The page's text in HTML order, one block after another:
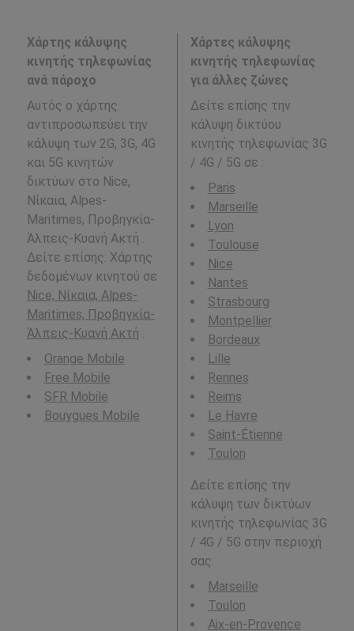
Χάρτης κάλυψης
κινητής τηλεφωνίας
ανά πάροχο
Αυτός ο χάρτης
αντιπροσωπεύει την
κάλυψη των 2G, 3G, 4G
και 5G κινητών
δικτύων στο Nice,
Νίκαια, Alpes-
Maritimes, Προβηγκία-
Άλπεις-Κυανή Ακτή .
Δείτε επίσης: Χάρτης
δεδομένων κινητού σε
Nice, Νίκαια, Alpes-
Maritimes, Προβηγκία-
Άλπεις-Κυανή Ακτή
Orange Mobile
Free Mobile
SFR Mobile
Bouygues Mobile
Χάρτες κάλυψης
κινητής τηλεφωνίας
για άλλες ζώνες
Δείτε επίσης την
κάλυψη δικτύου
κινητής τηλεφωνίας 3G
/ 4G / 5G σε :
Paris
Marseille
Lyon
Toulouse
Nice
Nantes
Strasbourg
Montpellier
Bordeaux
Lille
Rennes
Reims
Le Havre
Saint-Étienne
Toulon
Δείτε επίσης την
κάλυψη των δικτύων
κινητής τηλεφωνίας 3G
/ 4G / 5G στην περιοχή
σας:
Marseille
Toulon
Aix-en-Provence